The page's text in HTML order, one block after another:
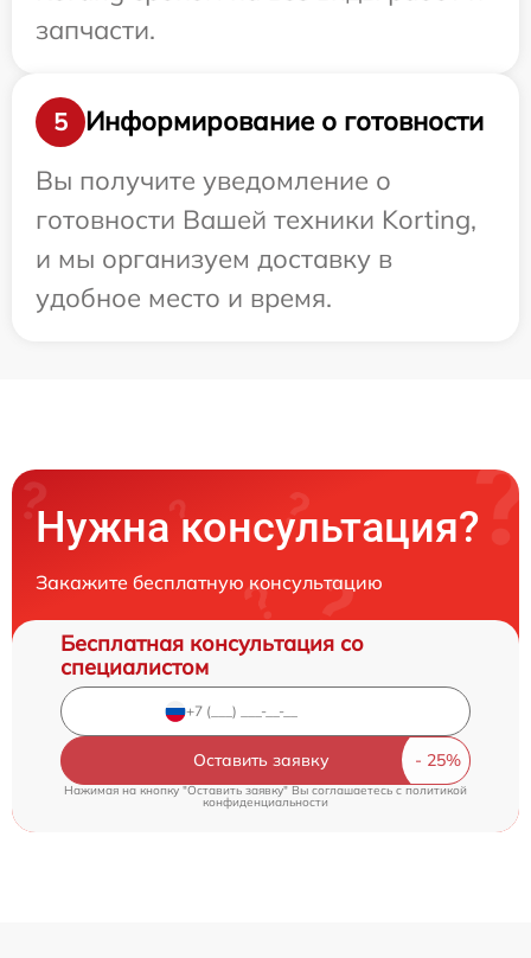
запчасти.
5
Информирование о готовности
Вы получите уведомление о
готовности Вашей техники Korting,
и мы организуем доставку в
удобное место и время.
Нужна консультация?
Закажите бесплатную консультацию
Бесплатная консультация со
специалистом
Оставить заявку
Нажимая на кнопку "Оставить заявку" Вы соглашаетесь cполитикой
конфиденциальности